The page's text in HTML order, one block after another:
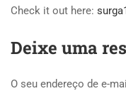
Check it out here:
Deixe uma
O seu endereço de e-